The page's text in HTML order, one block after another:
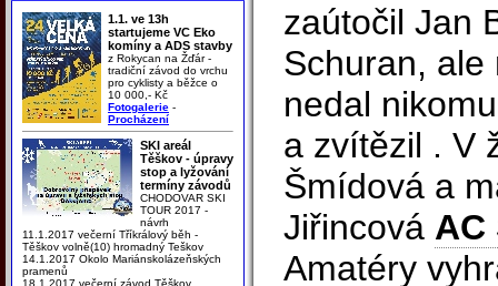
1.1. ve 13h
startujeme VC Eko
komíny a ADS stavby
z Rokycan na Žďár -
tradiční závod do vrchu
pro cyklisty a běžce o
10 000,- Kč
Fotogalerie -
Procházení
SKI areál
Těškov - úpravy
stop a lyžování
termíny závodů
CHODOVAR SKI
TOUR 2017 -
návrh
11.1.2017 večerní Tříkrálový běh -
Těškov volně(10) hromadný Teškov
14.1.2017 Okolo Mariánskolázeňských
pramenů
18.1.2017 večerní závod Těškov
zaútočil Jan
Schuran,
nedal
a zvítězil . V
Šmídová a
Jiřincová AC
Amatéry